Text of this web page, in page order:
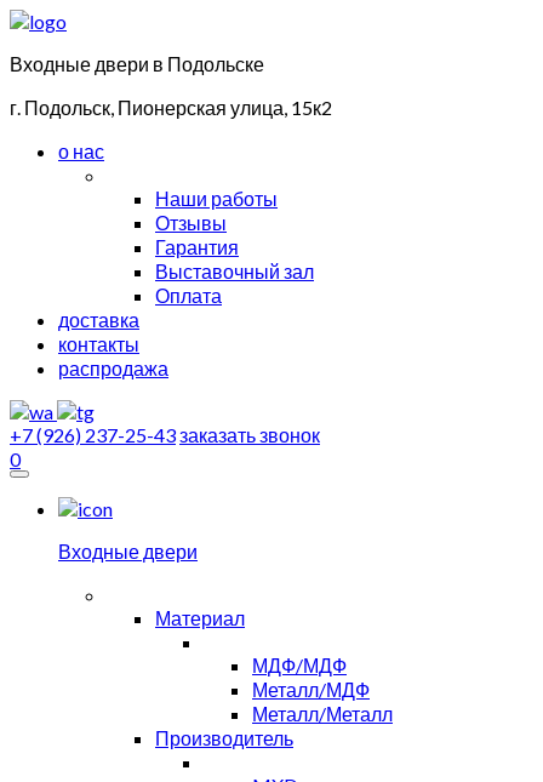
Входные двери в Подольске
г. Подольск, Пионерская улица, 15к2
о нас
Наши работы
Отзывы
Гарантия
Выставочный зал
Оплата
доставка
контакты
распродажа
+7 (926) 237-25-43заказать звонок
0
Входные двери
Материал
МДФ/МДФ
Металл/МДФ
Металл/Металл
Производитель